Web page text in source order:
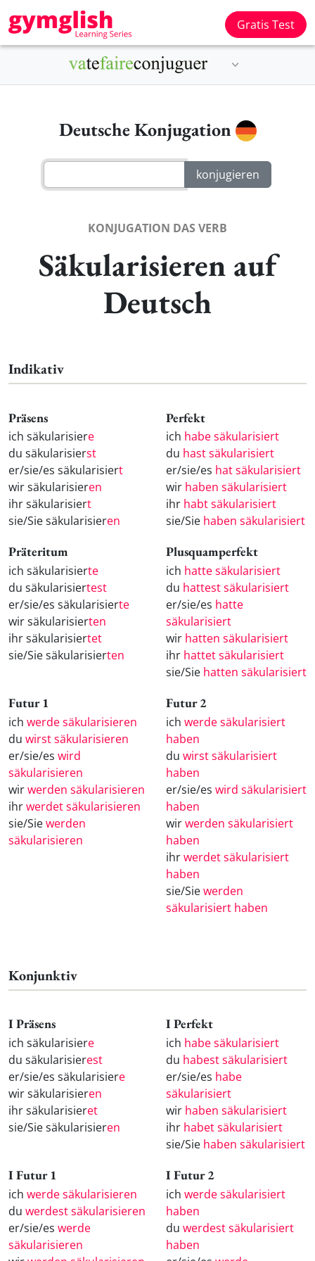
Gratis Test
Deutsche Konjugation
KONJUGATION DAS VERB
Säkularisieren auf
Deutsch
Indikativ
Präsens
ich säkularisiere
du säkularisierst
er/sie/es säkularisiert
wir säkularisieren
ihr säkularisiert
sie/Sie säkularisieren
Perfekt
ich habe säkularisiert
du hast säkularisiert
er/sie/es hat säkularisiert
wir haben säkularisiert
ihr habt säkularisiert
sie/Sie haben säkularisiert
Präteritum
ich säkularisierte
du säkularisiertest
er/sie/es säkularisierte
wir säkularisierten
ihr säkularisiertet
sie/Sie säkularisierten
Plusquamperfekt
ich hatte säkularisiert
du hattest säkularisiert
er/sie/es hatte
säkularisiert
wir hatten säkularisiert
ihr hattet säkularisiert
sie/Sie hatten säkularisiert
Futur 1
ich werde säkularisieren
du wirst säkularisieren
er/sie/es wird
säkularisieren
wirwerden säkularisieren
ihrwerdet säkularisieren
sie/Siewerden
säkularisieren
Futur 2
ich werde säkularisiert
haben
du wirst säkularisiert
haben
er/sie/es wird säkularisiert
haben
wirwerden säkularisiert
haben
ihrwerdet säkularisiert
haben
sie/Siewerden
säkularisiert haben
Konjunktiv
I Präsens
ich säkularisiere
du säkularisierest
er/sie/es säkularisiere
wir säkularisieren
ihr säkularisieret
sie/Sie säkularisieren
I Perfekt
ich habe säkularisiert
du habest säkularisiert
er/sie/es habe
säkularisiert
wir haben säkularisiert
ihr habet säkularisiert
sie/Sie haben säkularisiert
I Futur 1
ich werde säkularisieren
du werdest säkularisieren
er/sie/es werde
säkularisieren
I Futur 2
ich werde säkularisiert
haben
du werdest säkularisiert
haben